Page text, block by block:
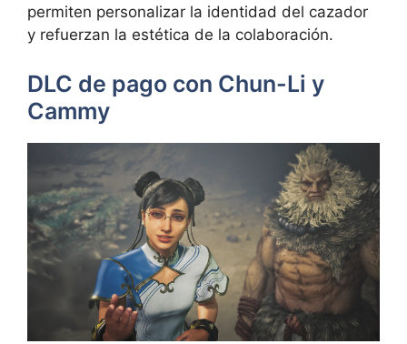
permiten personalizar la identidad del cazador
y refuerzan la estética de la colaboración.
DLC de pago con Chun-Li y
Cammy